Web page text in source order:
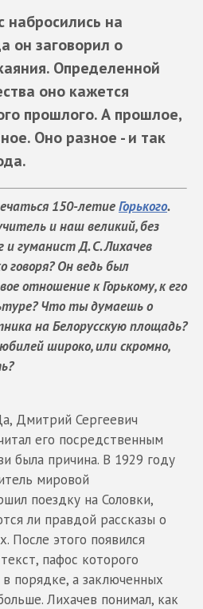
набросились на
он заговорил о
Определенной
оно кажется
прошлого. А прошлое,
Оно разное - и так
150-летиеГорького.
и наш великий, без
и гуманист Д. С. Лихачев
говоря? Он ведь был
отношение к Горькому, к его
Что ты думаешь о
на Белорусскую площадь?
широко, или скромно,
Дмитрий Сергеевич
его посредственным
была причина. В 1929 году
мировой
поездку на Соловки,
ли правдой рассказы о
После этого появился
пафос которого
порядке, а заключенных
Лихачев понимал, как